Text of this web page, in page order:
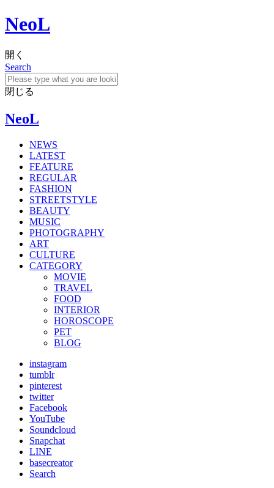
NeoL
開く
Search
閉じる
NeoL
NEWS
LATEST
FEATURE
REGULAR
FASHION
STREETSTYLE
BEAUTY
MUSIC
PHOTOGRAPHY
ART
CULTURE
CATEGORY
MOVIE
TRAVEL
FOOD
INTERIOR
HOROSCOPE
PET
BLOG
instagram
tumblr
pinterest
twitter
Facebook
YouTube
Soundcloud
Snapchat
LINE
basecreator
Search